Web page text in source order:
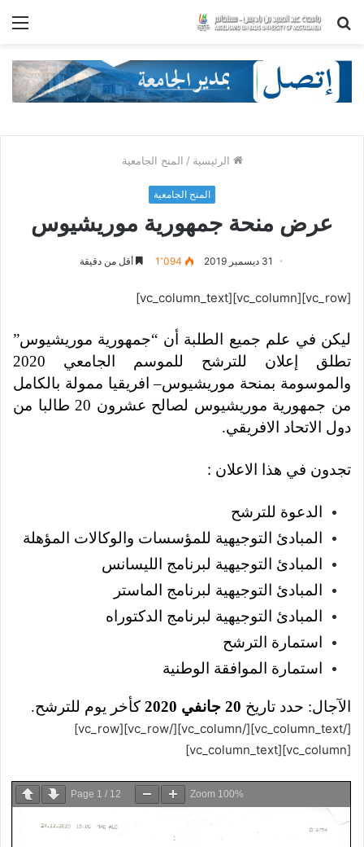
بحث
الرئيسية / المنح الجامعية
المنح الجامعية
عرض منحة جمهورية موريشيوس
31 ديسمبر 2019 1٬094 أقل من دقيقة
[vc_row][vc_column][vc_column_text]
ليكن في علم جميع الطلبة أن “جمهورية موريشيوس”
تطلق إعلان للترشح للموسم الجامعي 2020
والموسومة بمنحة موريشيوس– افريقيا ممولة بالكامل
من جمهورية موريشيوس لصالح عشرون 20 طالبا من
دول الاتحاد الافريقي.
تجدون في هذا الاعلان :
الدعوة للترشح
المبادئ التوجيهية للمؤسسات والوكالات المؤهلة
المبادئ التوجيهية لبرنامج الليسانس
المبادئ التوجيهية لبرنامج الماستر
المبادئ التوجيهية لبرنامج الدكتوراه
استمارة الترشح
استمارة الموافقة الوطنية
الآجال: حدد تاريخ 20 جانفي 2020 كأخر يوم للترشح.
[/vc_column_text][/vc_column][/vc_row][vc_row]
[vc_column][vc_column_text]
Page 1 / 12 Zoom 100%